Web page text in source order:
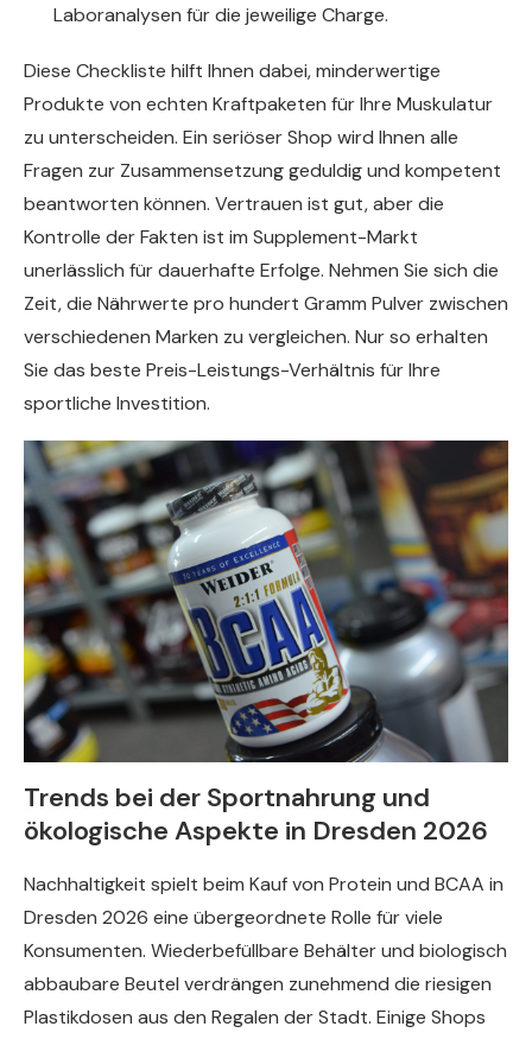
Laboranalysen für die jeweilige Charge.
Diese Checkliste hilft Ihnen dabei, minderwertige
Produkte von echten Kraftpaketen für Ihre Muskulatur
zu unterscheiden. Ein seriöser Shop wird Ihnen alle
Fragen zur Zusammensetzung geduldig und kompetent
beantworten können. Vertrauen ist gut, aber die
Kontrolle der Fakten ist im Supplement-Markt
unerlässlich für dauerhafte Erfolge. Nehmen Sie sich die
Zeit, die Nährwerte pro hundert Gramm Pulver zwischen
verschiedenen Marken zu vergleichen. Nur so erhalten
Sie das beste Preis-Leistungs-Verhältnis für Ihre
sportliche Investition.
Trends bei der Sportnahrung und
ökologische Aspekte in Dresden 2026
Nachhaltigkeit spielt beim Kauf von Protein und BCAA in
Dresden 2026 eine übergeordnete Rolle für viele
Konsumenten. Wiederbefüllbare Behälter und biologisch
abbaubare Beutel verdrängen zunehmend die riesigen
Plastikdosen aus den Regalen der Stadt. Einige Shops